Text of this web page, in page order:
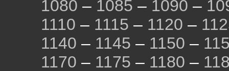
1080 – 1085 – 1090 –
1110 – 1115 – 1120 –
1140 – 1145 – 1150 –
1170 – 1175 – 1180 –